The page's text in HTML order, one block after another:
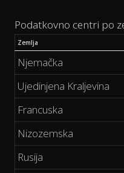
Podatkovno centri po
Zemlja
Njemačka
Ujedinjena Kraljevina
Francuska
Nizozemska
Rusija